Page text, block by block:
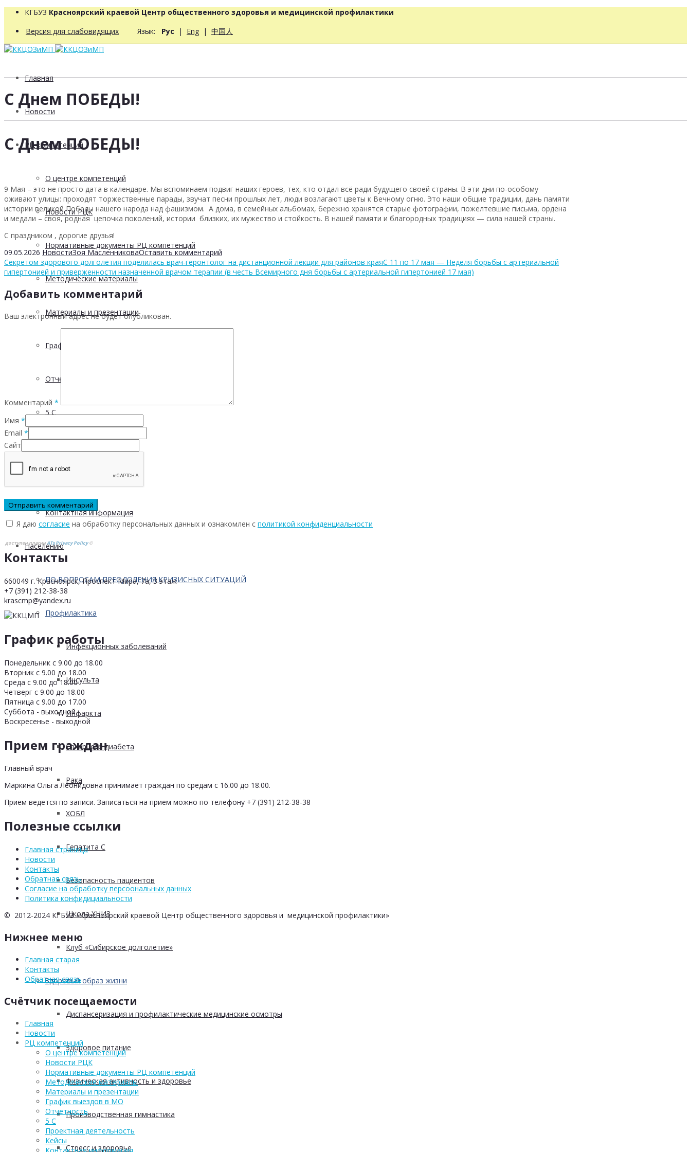
КГБУЗ Красноярский краевой Центр общественного здоровья и медицинской профилактики
Версия для слабовидящих Язык: Рус | Eng | 中国人
Главная
Новости
РЦ компетенций
О центре компетенций
Новости РЦК
Нормативные документы РЦ компетенций
Методические материалы
Материалы и презентации
График выездов в МО
Отчетность
5 С
Контактная информация
Населению
ПО ВОПРОСАМ ПРЕОДОЛЕНИЯ КРИЗИСНЫХ СИТУАЦИЙ
Профилактика
Инфекционных заболеваний
Инсульта
Инфаркта
Сахарного диабета
Рака
ХОБЛ
Гепатита С
Безопасность пациентов
Школа ХНИЗ
Клуб «Сибирское долголетие»
Здоровый образ жизни
Диспансеризация и профилактические медицинские осмотры
Здоровое питание
Физическая активность и здоровье
Производственная гимнастика
Стресс и здоровье
С Днем ПОБЕДЫ!
С Днем ПОБЕДЫ!
9 Мая – это не просто дата в календаре. Мы вспоминаем подвиг наших героев, тех, кто отдал всё ради будущего своей страны. В эти дни по-особому
оживают улицы: проходят торжественные парады, звучат песни прошлых лет, люди возлагают цветы к Вечному огню. Это наши общие традиции, дань памяти
истории великой Победы нашего народа над фашизмом. А дома, в семейных альбомах, бережно хранятся старые фотографии, пожелтевшие письма, ордена
и медали – своя, родная цепочка поколений, истории близких, их мужество и стойкость. В нашей памяти и благородных традициях — сила нашей страны.
С праздником , дорогие друзья!
09.05.2026 НовостиЗоя МасленниковаОставить комментарий
Секретом здорового долголетия поделилась врач-геронтолог на дистанционной лекции для районов краяС 11 по 17 мая — Неделя борьбы с артериальной
гипертонией и приверженности назначенной врачом терапии (в честь Всемирного дня борьбы с артериальной гипертонией 17 мая)
Добавить комментарий
Ваш электронный адрес не будет опубликован.
Комментарий *
Имя *
Email *
Сайт
Я даю согласие на обработку персональных данных и ознакомлен с политикой конфиденциальности
доступен плагинATs Privacy Policy©
Контакты
660049 г. Красноярск, Проспект Мира, 7а, 3 этаж
+7 (391) 212-38-38
krascmp@yandex.ru
График работы
Понедельник с 9.00 до 18.00
Вторник с 9.00 до 18.00
Среда с 9.00 до 18.00
Четверг с 9.00 до 18.00
Пятница с 9.00 до 17.00
Суббота - выходной
Воскресенье - выходной
Прием граждан
Главный врач
Маркина Ольга Леонидовна принимает граждан по средам с 16.00 до 18.00.
Прием ведется по записи. Записаться на прием можно по телефону +7 (391) 212-38-38
Полезные ссылки
Главная страница
Новости
Контакты
Обратная связь
Согласие на обработку персоональных данных
Политика конфидициальности
© 2012-2024 КГБУЗ «Красноярский краевой Центр общественного здоровья и медицинской профилактики»
Нижнее меню
Главная старая
Контакты
Обратная связь
Счётчик посещаемости
Главная
Новости
РЦ компетенций
О центре компетенций
Новости РЦК
Нормативные документы РЦ компетенций
Методические материалы
Материалы и презентации
График выездов в МО
Отчетность
5 С
Проектная деятельность
Кейсы